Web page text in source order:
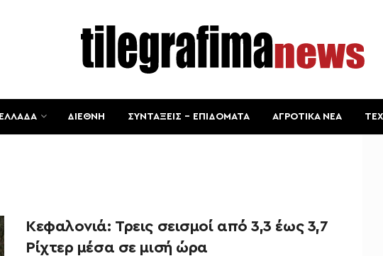
ΕΛΛΑΔΑ ΔΙΕΘΝΗ ΣΥΝΤΑΞΕΙΣ – ΕΠΙΔΟΜΑΤΑ ΑΓΡΟΤΙΚΑ ΝΕΑ
Κεφαλονιά: Τρεις σεισμοί από 3,3 έως 3,7
Ρίχτερ μέσα σε μισή ώρα